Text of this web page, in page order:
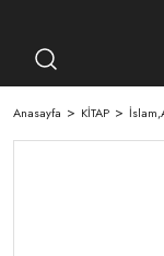
Anasayfa KİTAP